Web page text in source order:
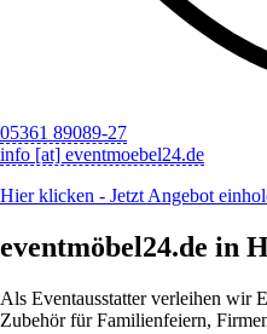
05361 89089-27
info [at] eventmoebel24.de
Hier klicken - Jetzt Angebot
eventmöbel24.de in
Als Eventausstatter verleihen wir
Zubehör für Familienfeiern,